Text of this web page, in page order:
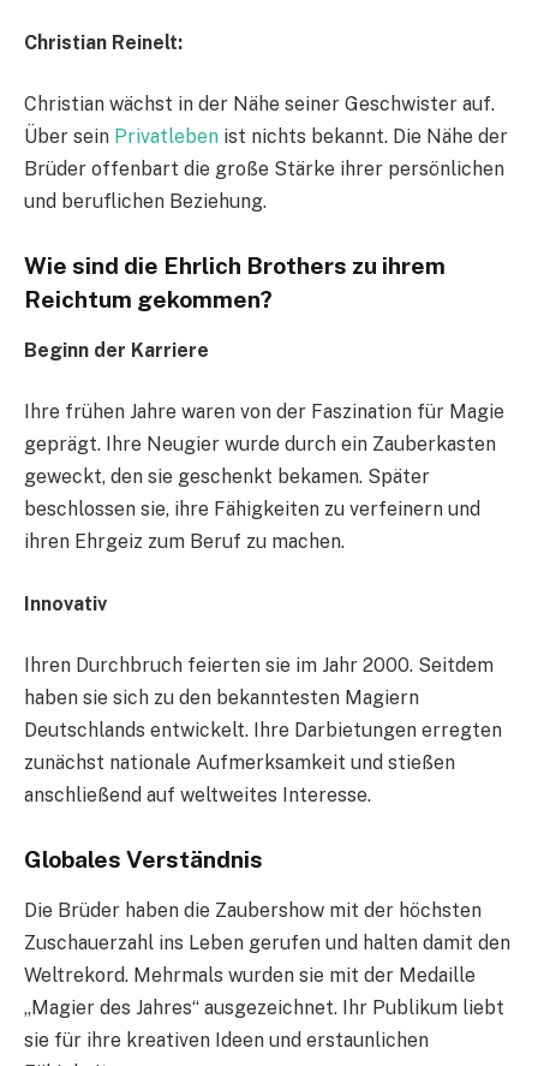
Christian Reinelt:
Christian wächst in der Nähe seiner Geschwister auf.
Über sein Privatleben ist nichts bekannt. Die Nähe der
Brüder offenbart die große Stärke ihrer persönlichen
und beruflichen Beziehung.
Wie sind die Ehrlich Brothers zu ihrem
Reichtum gekommen?
Beginn der Karriere
Ihre frühen Jahre waren von der Faszination für Magie
geprägt. Ihre Neugier wurde durch ein Zauberkasten
geweckt, den sie geschenkt bekamen. Später
beschlossen sie, ihre Fähigkeiten zu verfeinern und
ihren Ehrgeiz zum Beruf zu machen.
Innovativ
Ihren Durchbruch feierten sie im Jahr 2000. Seitdem
haben sie sich zu den bekanntesten Magiern
Deutschlands entwickelt. Ihre Darbietungen erregten
zunächst nationale Aufmerksamkeit und stießen
anschließend auf weltweites Interesse.
Globales Verständnis
Die Brüder haben die Zaubershow mit der höchsten
Zuschauerzahl ins Leben gerufen und halten damit den
Weltrekord. Mehrmals wurden sie mit der Medaille
„Magier des Jahres“ ausgezeichnet. Ihr Publikum liebt
sie für ihre kreativen Ideen und erstaunlichen